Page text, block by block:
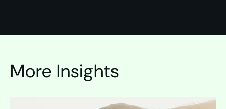
More Insights